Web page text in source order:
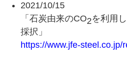
2021/10/15
「石炭由来のCO2を利用
採択」
https://www.jfe-